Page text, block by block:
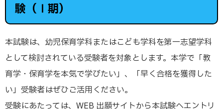
験（Ⅰ期）
本試験は、幼児保育学科またはこども学科を第一志望学科
として検討されている受験者を対象とします。本学で「教
育学・保育学を本気で学びたい」、「早く合格を獲得した
い」受験者はぜひご活用ください。
受験にあたっては、WEB 出願サイトから本試験へエントリ